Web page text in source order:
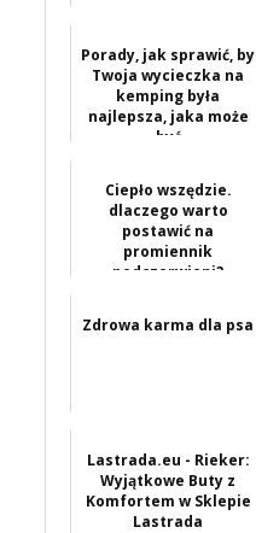
Porady, jak sprawić, by
Twoja wycieczka na
kemping była
najlepsza, jaka może
być
Ciepło wszędzie.
dlaczego warto
postawić na
promiennik
podczerwieni?
Zdrowa karma dla psa
Lastrada.eu - Rieker:
Wyjątkowe Buty z
Komfortem w Sklepie
Lastrada